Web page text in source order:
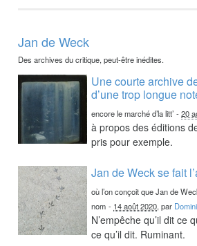
Jan de Weck
Des archives du critique, peut-être inédites.
Une courte archive
d’une trop longue
encore le marché d’la litt’ -20
à propos des éditions
pris pour exemple.
Jan de Weck se fait
où l’on conçoit que Jan de
nom - 14 août 2020, par
N’empêche qu’il dit ce
ce qu’il dit. Ruminant.